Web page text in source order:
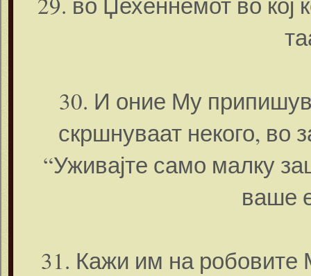
30. И оние Му
скршнуваат некого, во
“Уживајте само малку
ваше
31. Кажи им на робовите